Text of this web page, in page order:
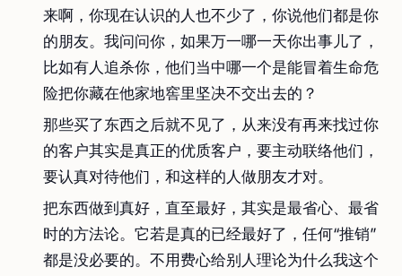
来啊，你现在认识的人也不少了，你说他们都是你
的朋友。我问问你，如果万一哪一天你出事儿了，
比如有人追杀你，他们当中哪一个是能冒着生命危
险把你藏在他家地窖里坚决不交出去的？
那些买了东西之后就不见了，从来没有再来找过你
的客户其实是真正的优质客户，要主动联络他们，
要认真对待他们，和这样的人做朋友才对。
把东西做到真好，直至最好，其实是最省心、最省
时的方法论。它若是真的已经最好了，任何“推销”
都是没必要的。不用费心给别人理论为什么我这个